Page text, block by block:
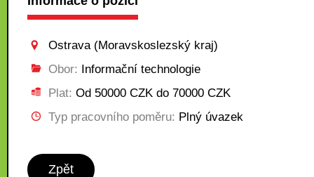
Ostrava (Moravskoslezský kraj)
Obor: Informační technologie
Plat: Od 50000 CZK do 70000 CZK
Typ pracovního poměru: Plný úvazek
Zpět